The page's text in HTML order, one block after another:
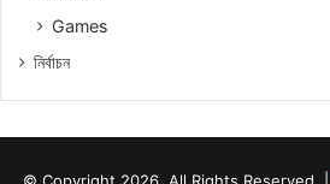
Games
নিৰ্বাচন